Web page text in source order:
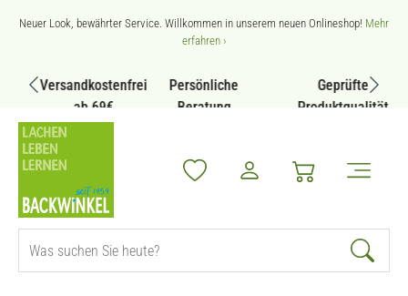
Zum Hauptinhalt springen
Neuer Look, bewährter Service. Willkommen in unserem neuen Onlineshop! Mehr
erfahren ›
Versandkostenfrei
ab 69€
Persönliche
Beratung
Geprüfte
Produktqualität